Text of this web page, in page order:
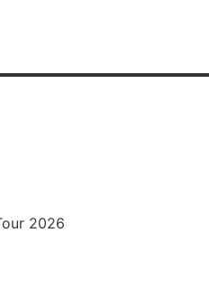
2026